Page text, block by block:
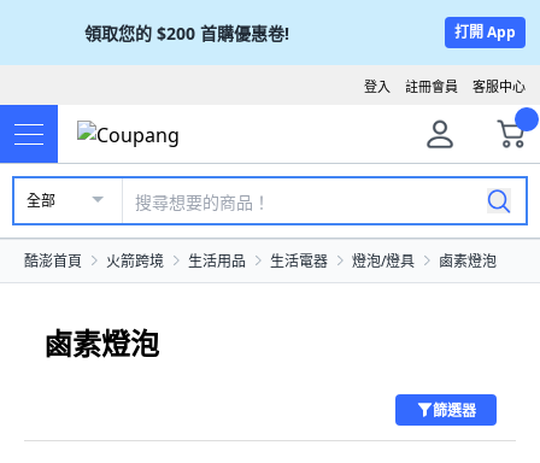
領取您的 $200 首購優惠卷! 打開 App
客服中心
註冊會員
登入
全部
酷澎首頁 火箭跨境 生活用品 生活電器 燈泡/燈具 鹵素燈泡
鹵素燈泡
篩選器